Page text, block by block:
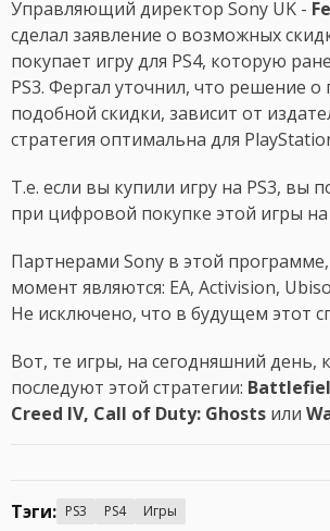
Управляющий директор Sony UK -
сделал заявление о возможных
покупает игру для PS4, которую
PS3. Фергал уточнил, что решение о
подобной скидки, зависит от
стратегия оптимальна для
T.e. если вы купили игру на PS3, вы
при цифровой покупке этой игры на
Партнерами Sony в этой
момент являются: EA, Activision,
Не исключено, что в будущем этот
Вот, те игры, на сегодняшний день,
последуют этой стратегии:
Creed IV, Call of Duty: Ghosts или
Тэги: PS3 PS4 Игры